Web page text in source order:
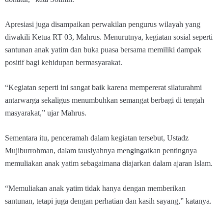
Apresiasi juga disampaikan perwakilan pengurus wilayah yang
diwakili Ketua RT 03, Mahrus. Menurutnya, kegiatan sosial seperti
santunan anak yatim dan buka puasa bersama memiliki dampak
positif bagi kehidupan bermasyarakat.
“Kegiatan seperti ini sangat baik karena mempererat silaturahmi
antarwarga sekaligus menumbuhkan semangat berbagi di tengah
masyarakat,” ujar Mahrus.
Sementara itu, penceramah dalam kegiatan tersebut, Ustadz
Mujiburrohman, dalam tausiyahnya mengingatkan pentingnya
memuliakan anak yatim sebagaimana diajarkan dalam ajaran Islam.
“Memuliakan anak yatim tidak hanya dengan memberikan
santunan, tetapi juga dengan perhatian dan kasih sayang,” katanya.